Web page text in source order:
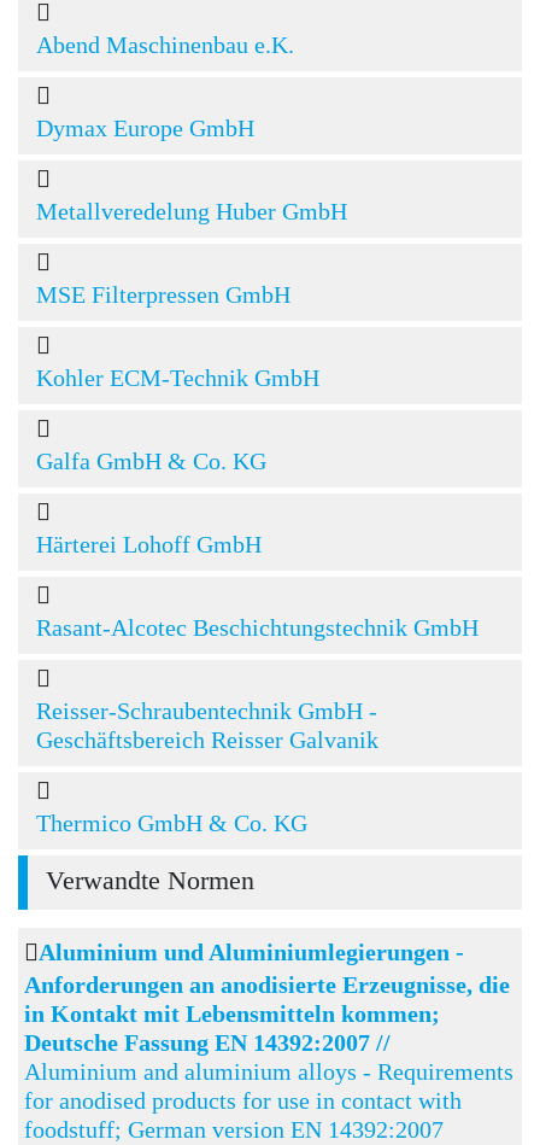
Abend Maschinenbau e.K.
Dymax Europe GmbH
Metallveredelung Huber GmbH
MSE Filterpressen GmbH
Kohler ECM-Technik GmbH
Galfa GmbH & Co. KG
Härterei Lohoff GmbH
Rasant-Alcotec Beschichtungstechnik GmbH
Reisser-Schraubentechnik GmbH -
Geschäftsbereich Reisser Galvanik
Thermico GmbH & Co. KG
Verwandte Normen
Aluminium und Aluminiumlegierungen -
Anforderungen an anodisierte Erzeugnisse, die
in Kontakt mit Lebensmitteln kommen;
Deutsche Fassung EN 14392:2007 //
Aluminium and aluminium alloys - Requirements
for anodised products for use in contact with
foodstuff; German version EN 14392:2007